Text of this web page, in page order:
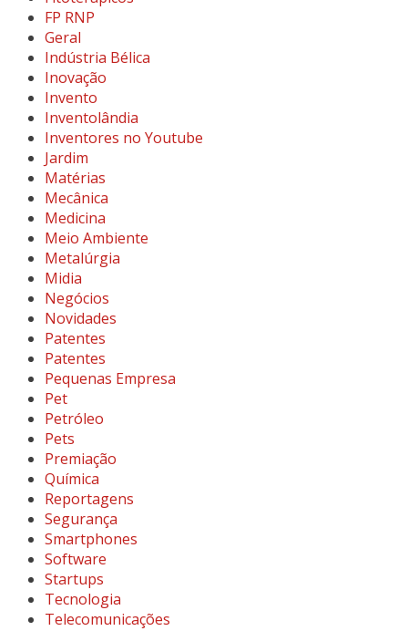
FP RNP
Geral
Indústria Bélica
Inovação
Invento
Inventolândia
Inventores no Youtube
Jardim
Matérias
Mecânica
Medicina
Meio Ambiente
Metalúrgia
Midia
Negócios
Novidades
Patentes
Patentes
Pequenas Empresa
Pet
Petróleo
Pets
Premiação
Química
Reportagens
Segurança
Smartphones
Software
Startups
Tecnologia
Telecomunicações